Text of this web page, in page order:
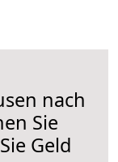
nach
Sie
Geld